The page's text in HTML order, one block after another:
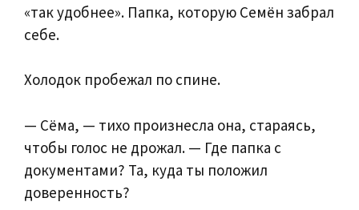
«так удобнее». Папка, которую Семён забрал
себе.
Холодок пробежал по спине.
— Сёма, — тихо произнесла она, стараясь,
чтобы голос не дрожал. — Где папка с
документами? Та, куда ты положил
доверенность?